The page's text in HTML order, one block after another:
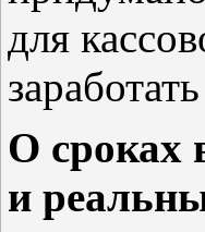
для
О сроках
и